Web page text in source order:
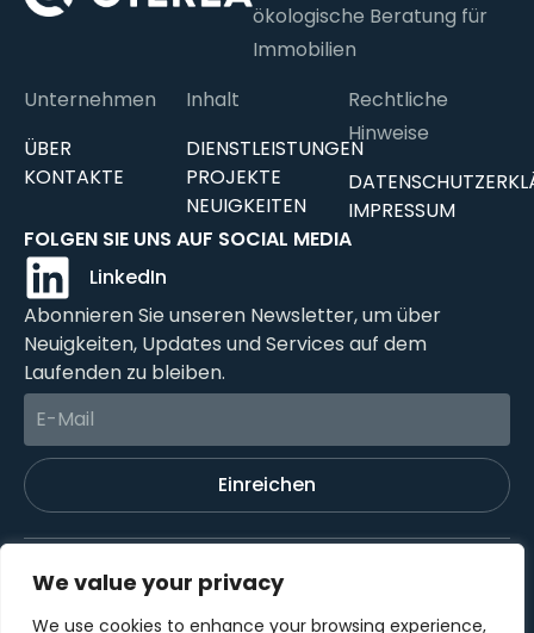
We value your privacy
We use cookies to enhance your browsing experience,
ökologische Beratung für
Immobilien
Unternehmen
ÜBER
KONTAKTE
Inhalt
DIENSTLEISTUNGEN
PROJEKTE
NEUIGKEITEN
Rechtliche
Hinweise
IMPRESSUM
FOLGEN SIE UNS AUF SOCIAL MEDIA
LinkedIn
Abonnieren Sie unseren Newsletter, um über
Neuigkeiten, Updates und Services auf dem
Laufenden zu bleiben.
Einreichen